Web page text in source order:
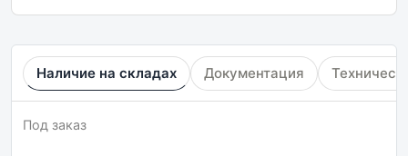
Наличие на складах Документация
Под заказ